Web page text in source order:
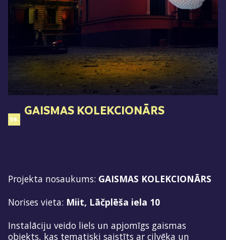
59.
GAISMAS KOLEKCIONĀRS
Projekta nosaukums: GAISMAS KOLEKCIONĀRS
Norises vieta: Miit, Lāčplēša iela 10
Instalāciju veido liels un apjomīgs gaismas
objekts, kas tematiski saistīts ar cilvēka un